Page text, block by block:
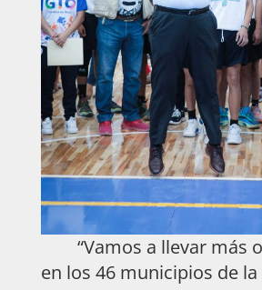
“Vamos a llevar más
en los 46 municipios de